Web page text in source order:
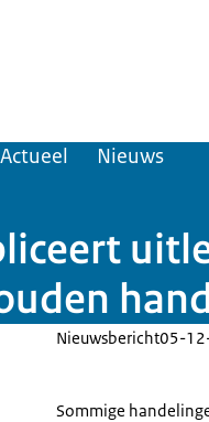
Actueel Nieuws
Nieuwsbericht05-
Sommige